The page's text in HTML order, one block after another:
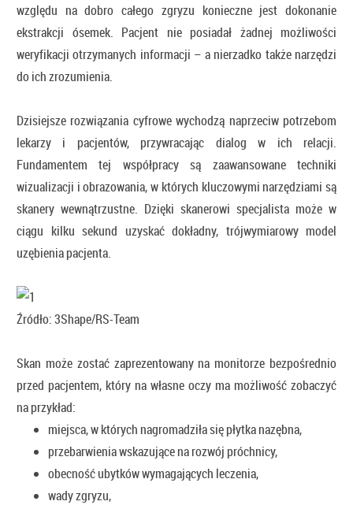
względu na dobro całego zgryzu konieczne jest dokonanie
ekstrakcji ósemek. Pacjent nie posiadał żadnej możliwości
weryfikacji otrzymanych informacji – a nierzadko także narzędzi
do ich zrozumienia.
Dzisiejsze rozwiązania cyfrowe wychodzą naprzeciw potrzebom
lekarzy i pacjentów, przywracając dialog w ich relacji.
Fundamentem tej współpracy są zaawansowane techniki
wizualizacji i obrazowania, w których kluczowymi narzędziami są
skanery wewnątrzustne. Dzięki skanerowi specjalista może w
ciągu kilku sekund uzyskać dokładny, trójwymiarowy model
uzębienia pacjenta.
Źródło: 3Shape/RS-Team
Skan może zostać zaprezentowany na monitorze bezpośrednio
przed pacjentem, który na własne oczy ma możliwość zobaczyć
na przykład:
miejsca, w których nagromadziła się płytka nazębna,
przebarwienia wskazujące na rozwój próchnicy,
obecność ubytków wymagających leczenia,
wady zgryzu,